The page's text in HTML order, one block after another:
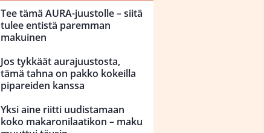
Tee tämä AURA-juustolle – siitä
tulee entistä paremman
makuinen
Jos tykkäät aurajuustosta,
tämä tahna on pakko kokeilla
pipareiden kanssa
Yksi aine riitti uudistamaan
koko makaronilaatikon – maku